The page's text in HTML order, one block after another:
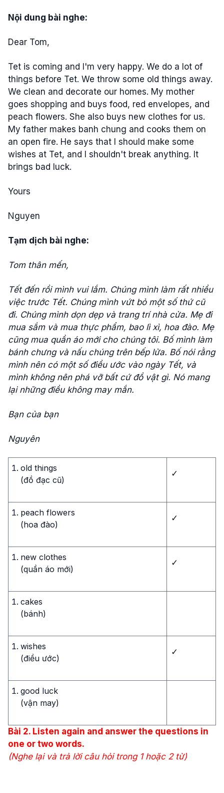
Nội dung bài nghe:
Dear Tom,
Tet is coming and I'm very happy. We do a lot of
things before Tet. We throw some old things away.
We clean and decorate our homes. My mother
goes shopping and buys food, red envelopes, and
peach flowers. She also buys new clothes for us.
My father makes banh chung and cooks them on
an open fire. He says that I should make some
wishes at Tet, and I shouldn't break anything. It
brings bad luck.
Yours
Nguyen
Tạm dịch bài nghe:
Tom thân mến,
Tết đến rồi mình vui lắm. Chúng mình làm rất nhiều
việc trước Tết. Chúng mình vứt bỏ một số thứ cũ
đi. Chúng mình dọn dẹp và trang trí nhà cửa. Mẹ đi
mua sắm và mua thực phẩm, bao lì xì, hoa đào. Mẹ
cũng mua quần áo mới cho chúng tôi. Bố mình làm
bánh chưng và nấu chúng trên bếp lửa. Bố nói rằng
mình nên có một số điều ước vào ngày Tết, và
mình không nên phá vỡ bất cứ đồ vật gì. Nó mang
lại những điều không may mắn.
Bạn của bạn
Nguyên
old things
(đồ đạc cũ)
✓
peach flowers
(hoa đào)
✓
new clothes
(quần áo mới)
✓
cakes
(bánh)
wishes
(điều ước)
✓
good luck
(vận may)
Bài 2. Listen again and answer the questions in
one or two words.
(Nghe lại và trả lời câu hỏi trong 1 hoặc 2 từ)